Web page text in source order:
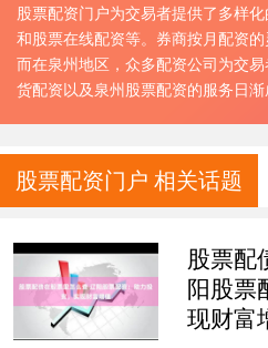
股票配资门户为交易者提供了多样
和股票在线配资等。券商按月配资的
而在泉州地区，众多配资公司为交
货配资以及泉州股票配资的服务日渐
股票配资门户 相关话题
股票配
阳股票
现财富